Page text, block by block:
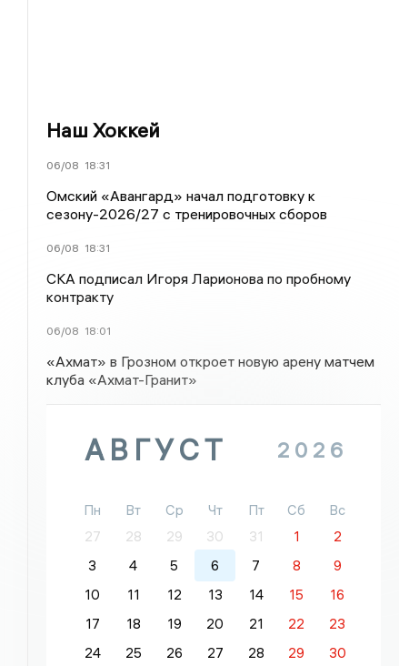
Наш Хоккей
06/08 18:31
Омский «Авангард» начал подготовку к
сезону-2026/27 с тренировочных сборов
06/08 18:31
СКА подписал Игоря Ларионова по пробному
контракту
06/08 18:01
«Ахмат» в Грозном откроет новую арену матчем
клуба «Ахмат-Гранит»
АВГУСТ 2026
Пн Вт Ср Чт Пт Сб
Вс
27
28 29 30 31 1
2
3
4 5 6 7 8
9
10
11 12 13 14 15
16
17
18 19 20 21 22
23
24
25 26 27 28 29
30